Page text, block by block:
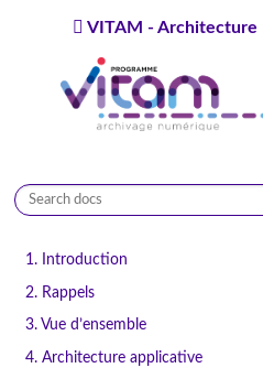
VITAM - Architecture
1. Introduction
2. Rappels
3. Vue d’ensemble
4. Architecture applicative